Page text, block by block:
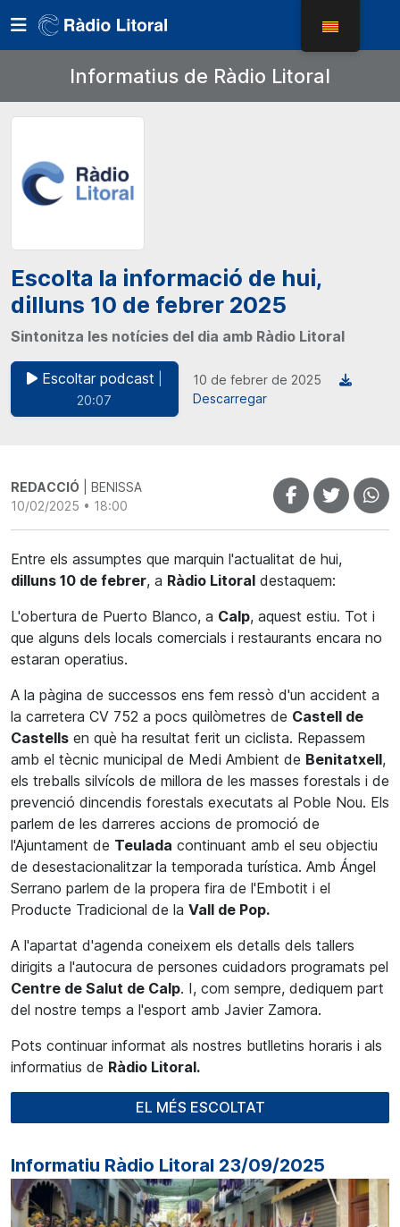
Informatius de Ràdio Litoral
Escolta la informació de hui,
dilluns 10 de febrer 2025
Sintonitza les notícies del dia amb Ràdio Litoral
Escoltar podcast
20:07
10 de febrer de 2025
Descarregar
REDACCIÓ | BENISSA
10/02/2025 • 18:00
Entre els assumptes que marquin l'actualitat de hui,
dilluns 10 de febrer, a Ràdio Litoral destaquem:
L'obertura de Puerto Blanco, a Calp, aquest estiu. Tot i
que alguns dels locals comercials i restaurants encara no
estaran operatius.
A la pàgina de successos ens fem ressò d'un accident a
la carretera CV 752 a pocs quilòmetres de Castell de
Castells en què ha resultat ferit un ciclista. Repassem
amb el tècnic municipal de Medi Ambient de Benitatxell,
els treballs silvícols de millora de les masses forestals i de
prevenció dincendis forestals executats al Poble Nou. Els
parlem de les darreres accions de promoció de
l'Ajuntament de Teulada continuant amb el seu objectiu
de desestacionalitzar la temporada turística. Amb Ángel
Serrano parlem de la propera fira de l'Embotit i el
Producte Tradicional de la Vall de Pop.
A l'apartat d'agenda coneixem els detalls dels tallers
dirigits a l'autocura de persones cuidadors programats pel
Centre de Salut de Calp. I, com sempre, dediquem part
del nostre temps a l'esport amb Javier Zamora.
Pots continuar informat als nostres butlletins horaris i als
informatius de Ràdio Litoral.
EL MÉS ESCOLTAT
Informatiu Ràdio Litoral 23/09/2025